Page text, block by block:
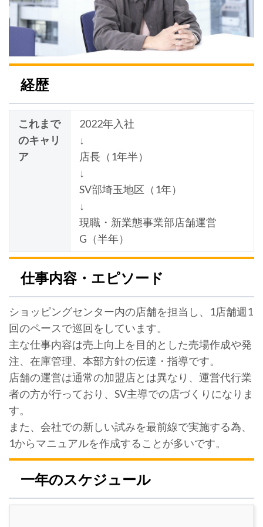
経歴
これまで
のキャリ
ア
2022年入社
↓
店長（1年半）
↓
SV部埼玉地区（1年）
↓
現職・新業態事業部店舗運営
G（半年）
仕事内容・エピソード
ショッピングセンター内の店舗を担当し、1店舗週1
回のペースで巡回をしています。
主な仕事内容は売上向上を目的とした売場作成や発
注、在庫管理、本部方針の伝達・指導です。
店舗の運営は通常の加盟店とは異なり、運営代行業
者の方が行っており、SV主導での店づくりになりま
す。
また、会社での新しい試みを最前線で実施する為、
1からマニュアルを作成することが多いです。
一年のスケジュール